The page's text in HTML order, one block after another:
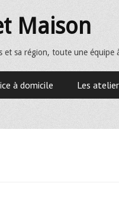
Maison
et sa région, toute une équipe
à domicile Les